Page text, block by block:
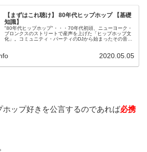
【まずはこれ聴け】 80年代ヒップホップ 【基礎
知識】
"80年代ヒップホップ"・・・70年代初頭、ニューヨーク・
ブロンクスのストリートで産声を上げた「ヒップホップ文
化」。コミュニティ・パーティのDJから始まったその音楽
ます。ヒップホップの「基礎教養」として必ず押さえてお
2020.05.05
ホップ好きを公言するのであれば必携